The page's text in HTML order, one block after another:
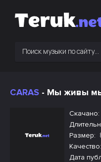
CARAS - Мы живы
Скачано:
Размер:
Качество:
Дата